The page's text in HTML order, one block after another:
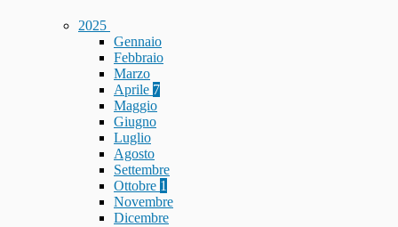
2025
Gennaio
Febbraio
Marzo
Aprile 7
Maggio
Giugno
Luglio
Agosto
Settembre
Ottobre 1
Novembre
Dicembre